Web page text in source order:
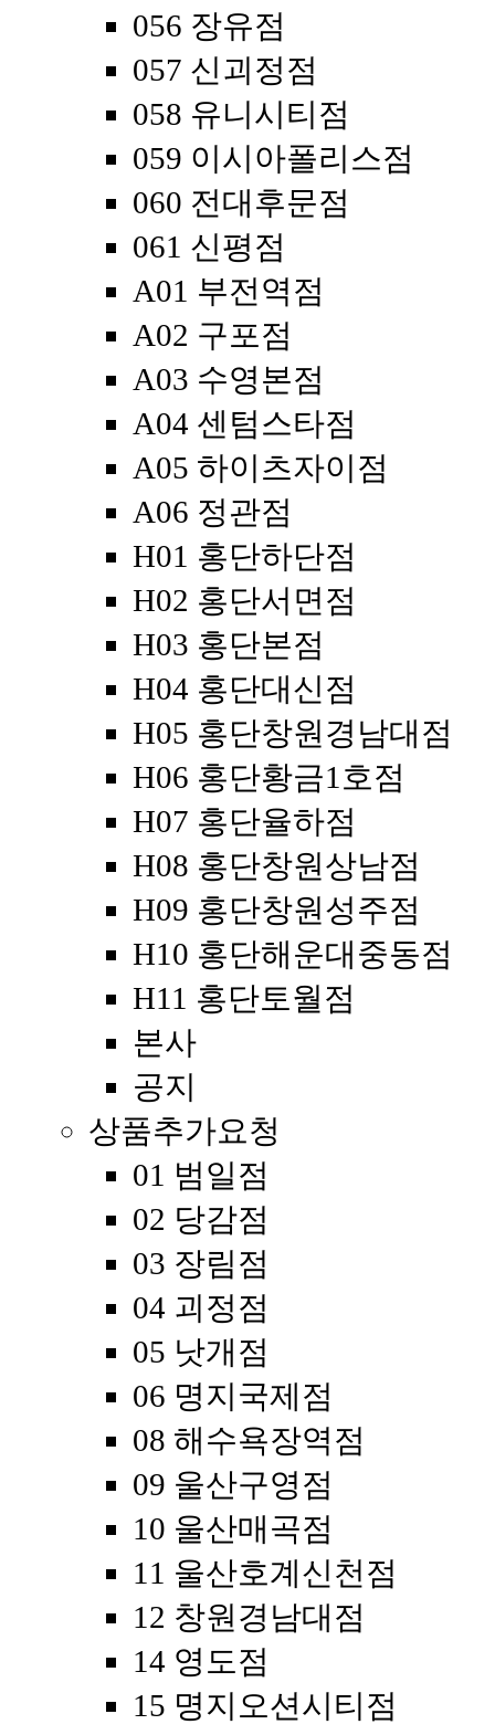
056 장유점
057 신괴정점
058 유니시티점
059 이시아폴리스점
060 전대후문점
061 신평점
A01 부전역점
A02 구포점
A03 수영본점
A04 센텀스타점
A05 하이츠자이점
A06 정관점
H01 홍단하단점
H02 홍단서면점
H03 홍단본점
H04 홍단대신점
H05 홍단창원경남대점
H06 홍단황금1호점
H07 홍단율하점
H08 홍단창원상남점
H09 홍단창원성주점
H10 홍단해운대중동점
H11 홍단토월점
본사
공지
상품추가요청
01 범일점
02 당감점
03 장림점
04 괴정점
05 낫개점
06 명지국제점
08 해수욕장역점
09 울산구영점
10 울산매곡점
11 울산호계신천점
12 창원경남대점
14 영도점
15 명지오션시티점